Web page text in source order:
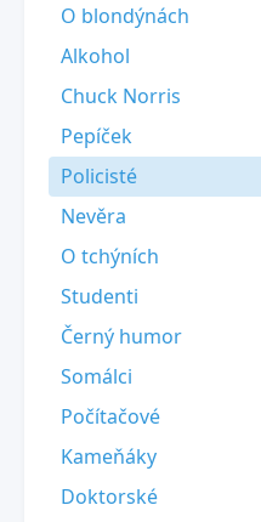
O blondýnách
Alkohol
Chuck Norris
Pepíček
Policisté
Nevěra
O tchýních
Studenti
Černý humor
Somálci
Počítačové
Kameňáky
Doktorské